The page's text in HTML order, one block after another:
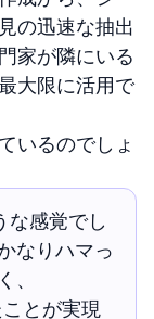
の迅速な抽出
家が隣にいる
大限に活用で
いるのでしょ
な感覚でし
なりハマっ
、
とが実現